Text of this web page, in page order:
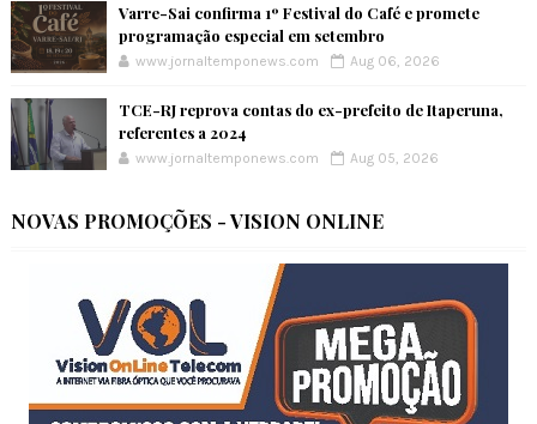
Varre-Sai confirma 1º Festival do Café e promete
programação especial em setembro
www.jornaltemponews.com Aug 06, 2026
TCE-RJ reprova contas do ex-prefeito de Itaperuna,
referentes a 2024
www.jornaltemponews.com Aug 05, 2026
NOVAS PROMOÇÕES - VISION ONLINE